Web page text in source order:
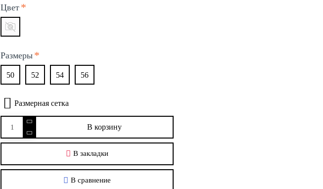
Цвет
Размеры
50 52 54 56
В корзину
В закладки
В сравнение
Размерная сетка